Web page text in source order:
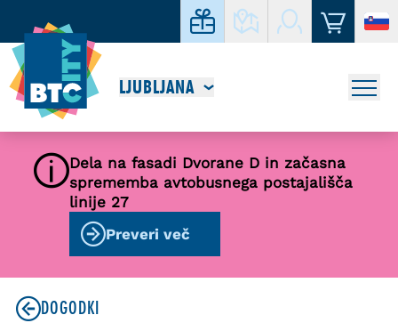
LJUBLJANA
Dela na fasadi Dvorane D in začasna
sprememba avtobusnega postajališča
linije 27
Preveri več
DOGODKI